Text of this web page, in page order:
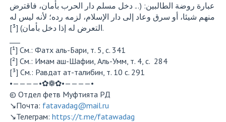
عبارة روضة الطالبين: (... دخل مسلم دار الحرب بأمان، فاقترض
منهم شيئا، أو سرق وعاد إلى دار الإسلام، لزمه رده؛ لأنه ليس له
التعرض له إذا دخل بأمان) [³].
[¹] См.: Фатх аль-Бари, т. 5, с. 341
[²] См.: Имам аш-Шафии, Аль-Умм, т. 4, с. 284
[³] См.: Равдат ат-талибин, т. 10 с. 291
•————•✿❁✿•————•
©️ Отдел фетв Муфтията РД
↘️Почта: fatavadag@mail.ru
↘️Телеграм: https://t.me/fatawadag